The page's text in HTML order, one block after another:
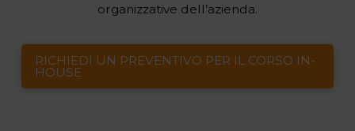
organizzative dell’azienda.
RICHIEDI UN PREVENTIVO PER IL CORSO IN-
HOUSE